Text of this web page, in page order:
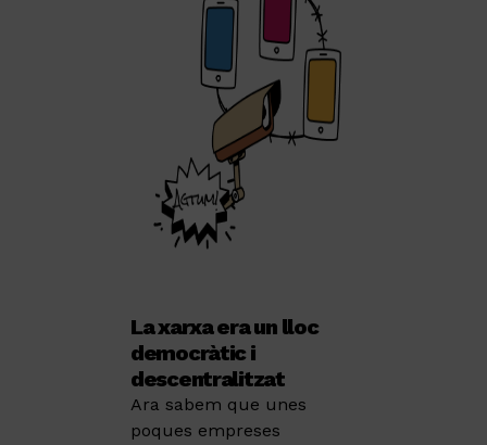
La xarxa era un lloc
democràtic i
descentralitzat
Ara sabem que unes
poques empreses